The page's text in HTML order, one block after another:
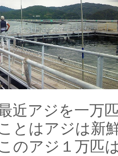
近アジを一万
とはアジは新
のアジ１万匹